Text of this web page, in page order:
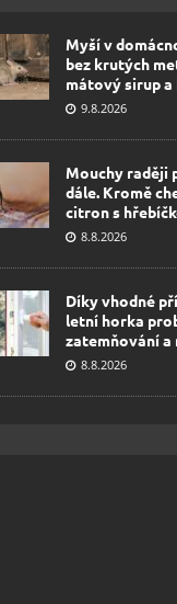
Myší v
bez krutých
mátový sirup
9.8.2026
Mouchy raději
dále. Kromě
citron s
8.8.2026
Díky vhodné
letní horka
zatemňování a
8.8.2026